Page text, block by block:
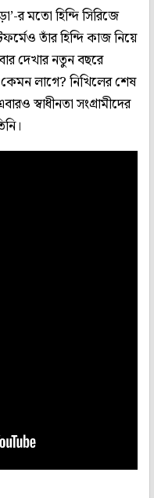
র মতো হিন্দি সিরিজে
তাঁর হিন্দি কাজ নিয়ে
দেখার নতুন বছরে
কেমন লাগে? নিখিলের শেষ
স্বাধীনতা সংগ্রামীদের